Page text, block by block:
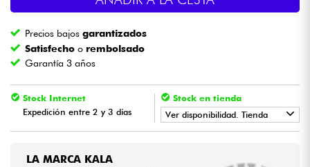
Batería y percusión
Vientos
Niños
Precios bajosgarantizados
Satisfecho o rembolsado
Garantía 3 años
Stock Internet
Expedición entre 2 y 3 días
Stock en tienda
Ver disponibilidad. Tienda
LA MARCA KALA